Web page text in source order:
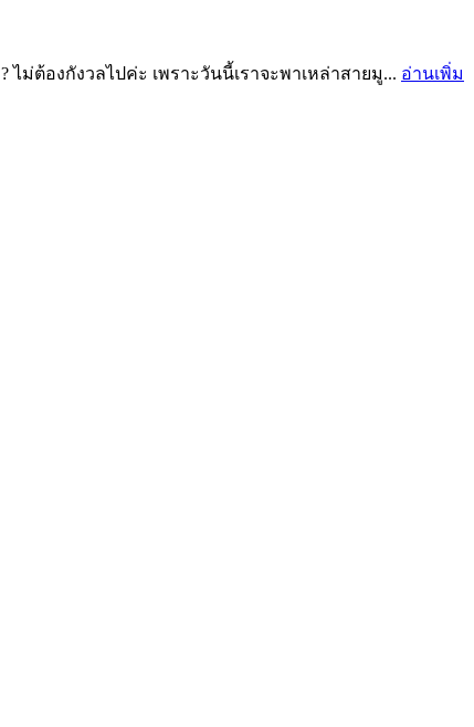
ม่ต้องกังวลไปค่ะ เพราะวันนี้เราจะพาเหล่าสายมู... อ่านเพิ่ม